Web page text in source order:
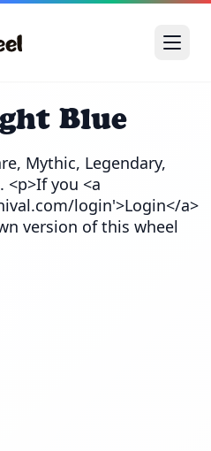
Blue
Mythic, Legendary,
<p>If you <a
login'>Login</a>
version of this wheel